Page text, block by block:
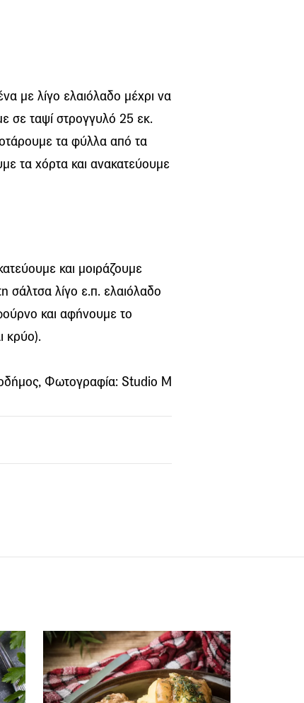
με λίγο ελαιόλαδο μέχρι να
σε ταψί στρογγυλό 25 εκ.
τα φύλλα από τα
τα χόρτα και ανακατεύουμε
και μοιράζουμε
σάλτσα λίγο ε.π. ελαιόλαδο
και αφήνουμε το
κρύο).
Φωτογραφία: Studio M